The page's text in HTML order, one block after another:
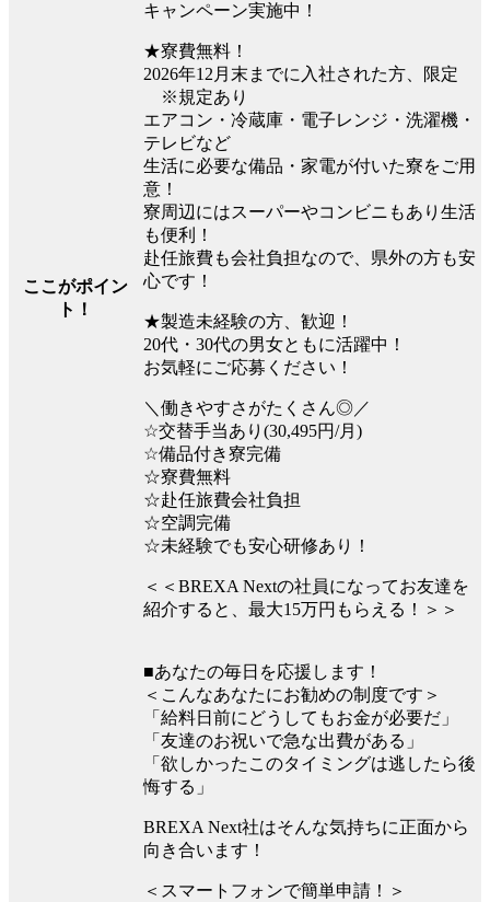
ここがポイン
ト！
キャンペーン実施中！
★寮費無料！
2026年12月末までに入社された方、限定
※規定あり
エアコン・冷蔵庫・電子レンジ・洗濯機・
テレビなど
生活に必要な備品・家電が付いた寮をご用
意！
寮周辺にはスーパーやコンビニもあり生活
も便利！
赴任旅費も会社負担なので、県外の方も安
心です！
★製造未経験の方、歓迎！
20代・30代の男女ともに活躍中！
お気軽にご応募ください！
＼働きやすさがたくさん◎／
☆交替手当あり(30,495円/月)
☆備品付き寮完備
☆寮費無料
☆赴任旅費会社負担
☆空調完備
☆未経験でも安心研修あり！
＜＜BREXA Nextの社員になってお友達を
紹介すると、最大15万円もらえる！＞＞
■あなたの毎日を応援します！
＜こんなあなたにお勧めの制度です＞
「給料日前にどうしてもお金が必要だ」
「友達のお祝いで急な出費がある」
「欲しかったこのタイミングは逃したら後
悔する」
BREXA Next社はそんな気持ちに正面から
向き合います！
＜スマートフォンで簡単申請！＞